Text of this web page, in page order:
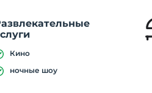
Кино
ночные шоу